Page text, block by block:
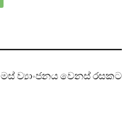
ව්‍යාංජනය වෙනස් රසකට